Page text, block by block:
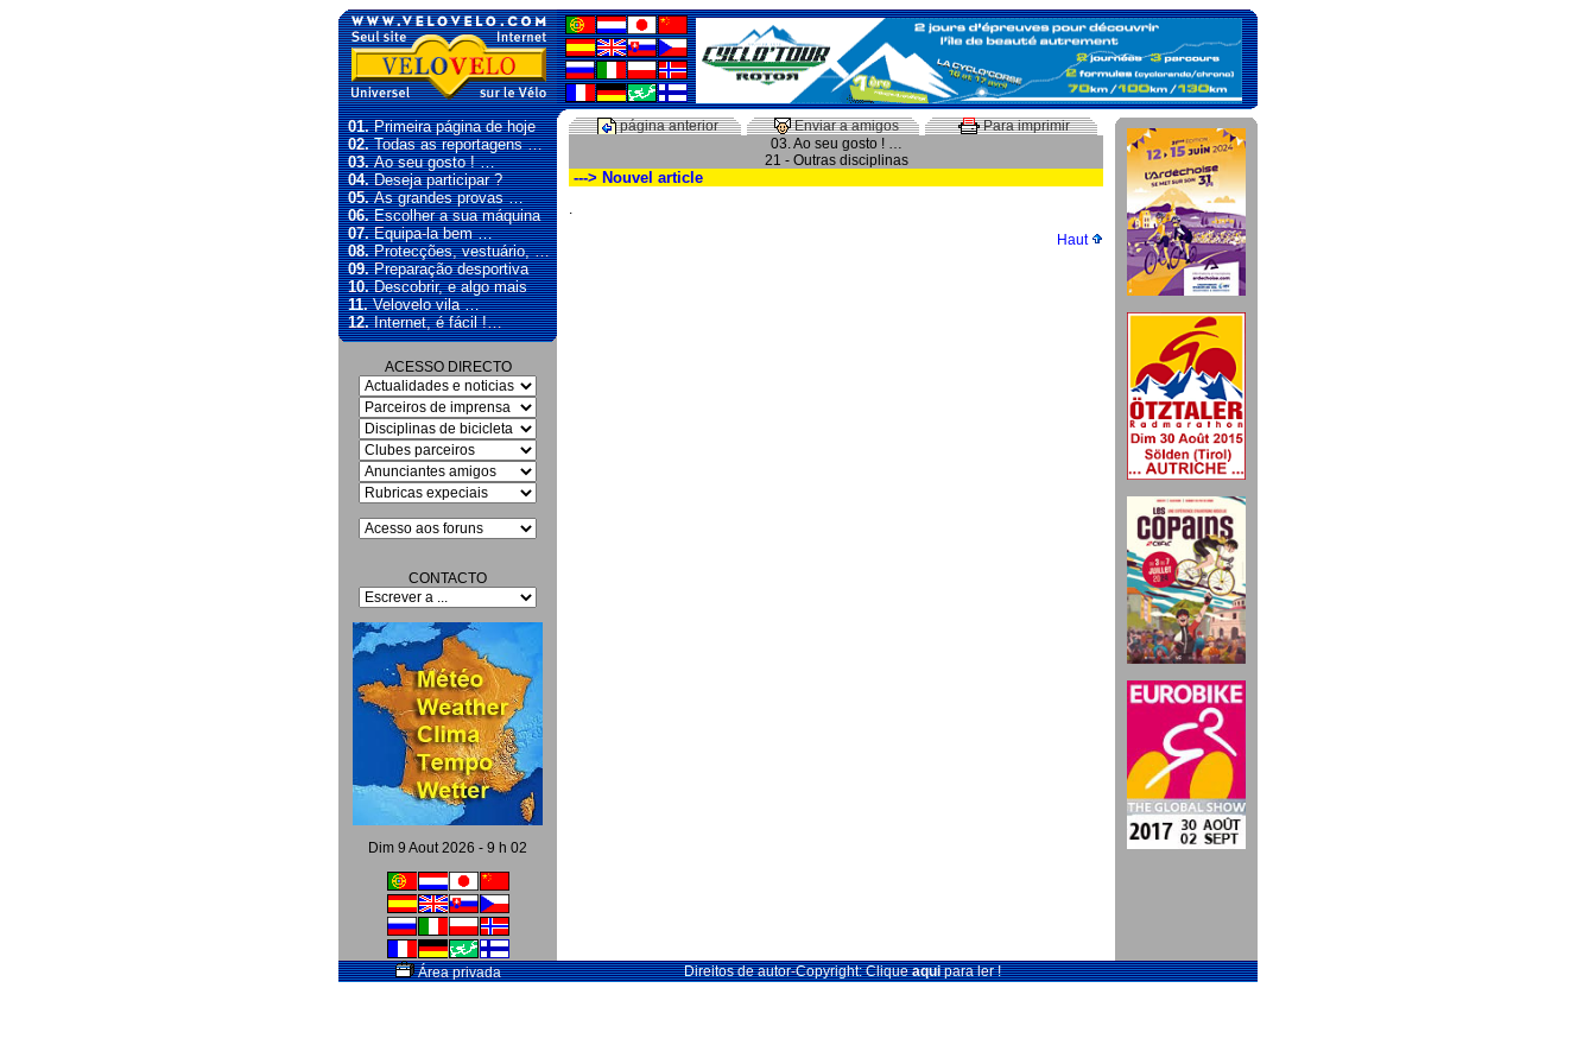
01.Primeira página de hoje
02.Todas as reportagens …
03.Ao seu gosto ! …
04.Deseja participar ?
05.As grandes provas …
06.Escolher a sua máquina
07.Equipa-la bem …
08.Protecções, vestuário, …
09.Preparação desportiva
10.Descobrir, e algo mais
11.Velovelo vila …
12.Internet, é fácil !…
ACESSO DIRECTO
CONTACTO
Dim 9 Aout 2026 - 9 h 02
página anterior Enviar a amigos
Para imprimir
03. Ao seu gosto ! …
21 - Outras disciplinas
---> Nouvel article
.
Haut
Área privada Direitos de autor-Copyright: Cliqueaquipara ler !